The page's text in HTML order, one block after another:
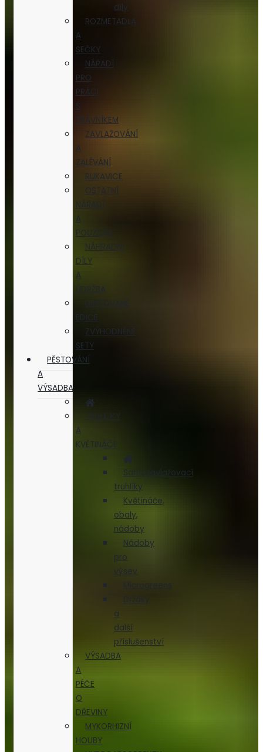
díly
ROZMETADLA
A
SEČKY
NÁŘADÍ
PRO
PRÁCI
S
TRÁVNÍKEM
ZAVLAŽOVÁNÍ
A
ZALÉVÁNÍ
RUKAVICE
OSTATNÍ
NÁŘADÍ
A
POUZDRA
NÁHRADNÍ
DÍLY
A
ÚDRŽBA
LIMITOVANÉ
EDICE
ZVÝHODNĚNÉ
SETY
PĚSTOVÁNÍ
A
VÝSADBA
TRUHLÍKY
A
KVĚTINÁČE
Samozavlažovací
truhlíky
Květináče,
obaly,
nádoby
Nádoby
pro
výsev
Microgreens
Držáky
a
další
příslušenství
VÝSADBA
A
PÉČE
O
DŘEVINY
MYKORHIZNÍ
HOUBY